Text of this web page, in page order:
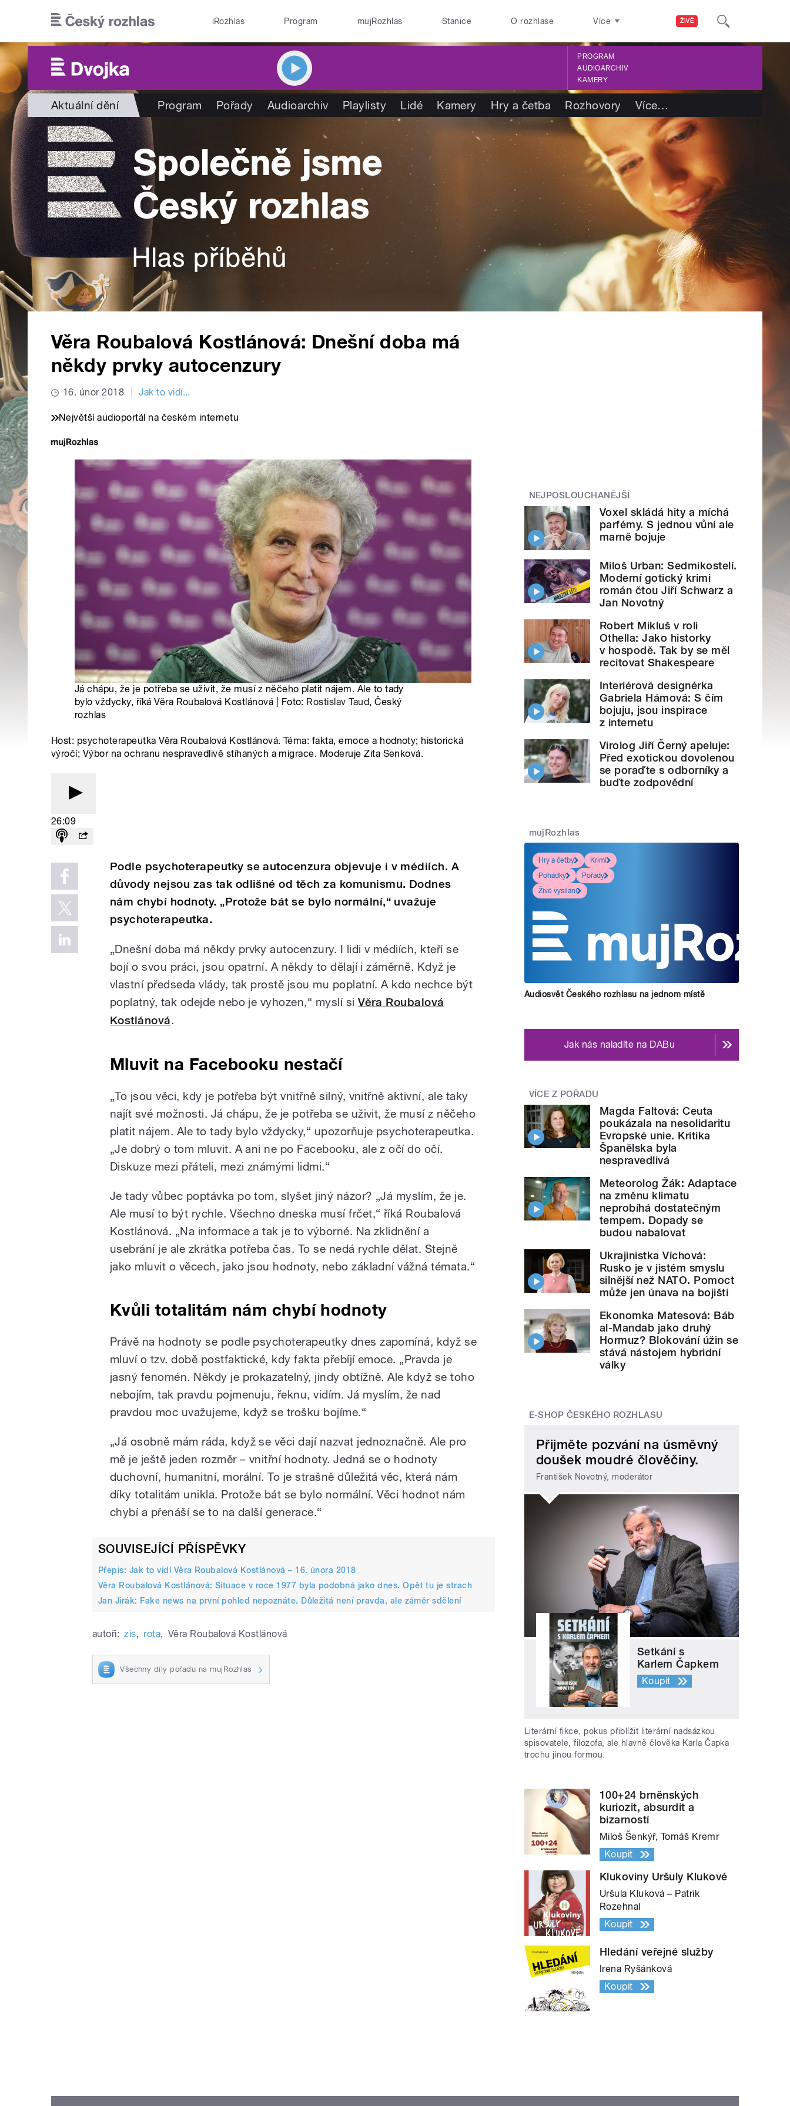
ŽIVĚ
iRozhlas Program mujRozhlas Stanice O rozhlase Více
PROGRAM
AUDIOARCHIV
KAMERY
Aktuální dění Program Pořady Audioarchiv Playlisty Lidé Kamery Hry a četba Rozhovory Více…
Věra Roubalová Kostlánová: Dnešní doba má
někdy prvky autocenzury
16. únor 2018 Jak to vidí...
Největší audioportál na českém internetu
Já chápu, že je potřeba se uživit, že musí z něčeho platit nájem. Ale to tady
bylo vždycky, říká Věra Roubalová Kostlánová | Foto: Rostislav Taud, Český
rozhlas
Host: psychoterapeutka Věra Roubalová Kostlánová. Téma: fakta, emoce a hodnoty; historická
výročí; Výbor na ochranu nespravedlivě stíhaných a migrace. Moderuje Zita Senková.
26:09
Podle psychoterapeutky se autocenzura objevuje i v médiích. A
důvody nejsou zas tak odlišné od těch za komunismu. Dodnes
nám chybí hodnoty. „Protože bát se bylo normální,“ uvažuje
psychoterapeutka.
„Dnešní doba má někdy prvky autocenzury. I lidi v médiích, kteří se
bojí o svou práci, jsou opatrní. A někdy to dělají i záměrně. Když je
vlastní předseda vlády, tak prostě jsou mu poplatní. A kdo nechce být
poplatný, tak odejde nebo je vyhozen,“ myslí siVěra Roubalová
Kostlánová.
Mluvit na Facebooku nestačí
„To jsou věci, kdy je potřeba být vnitřně silný, vnitřně aktivní, ale taky
najít své možnosti. Já chápu, že je potřeba se uživit, že musí z něčeho
platit nájem. Ale to tady bylo vždycky,“ upozorňuje psychoterapeutka.
„Je dobrý o tom mluvit. A ani ne po Facebooku, ale z očí do očí.
Diskuze mezi přáteli, mezi známými lidmi.“
Je tady vůbec poptávka po tom, slyšet jiný názor? „Já myslím, že je.
Ale musí to být rychle. Všechno dneska musí frčet,“ říká Roubalová
Kostlánová. „Na informace a tak je to výborné. Na zklidnění a
usebrání je ale zkrátka potřeba čas. To se nedá rychle dělat. Stejně
jako mluvit o věcech, jako jsou hodnoty, nebo základní vážná témata.“
Kvůli totalitám nám chybí hodnoty
Právě na hodnoty se podle psychoterapeutky dnes zapomíná, když se
mluví o tzv. době postfaktické, kdy fakta přebíjí emoce. „Pravda je
jasný fenomén. Někdy je prokazatelný, jindy obtížně. Ale když se toho
nebojím, tak pravdu pojmenuju, řeknu, vidím. Já myslím, že nad
pravdou moc uvažujeme, když se trošku bojíme.“
„Já osobně mám ráda, když se věci dají nazvat jednoznačně. Ale pro
mě je ještě jeden rozměr – vnitřní hodnoty. Jedná se o hodnoty
duchovní, humanitní, morální. To je strašně důležitá věc, která nám
díky totalitám unikla. Protože bát se bylo normální. Věci hodnot nám
chybí a přenáší se to na další generace.“
SOUVISEJÍCÍ PŘÍSPĚVKY
Přepis: Jak to vidí Věra Roubalová Kostlánová – 16. února 2018
Věra Roubalová Kostlánová: Situace v roce 1977 byla podobná jako dnes. Opět tu je strach
Jan Jirák: Fake news na první pohled nepoznáte. Důležitá není pravda, ale záměr sdělení
autoři: zis, rota, Věra Roubalová Kostlánová
Všechny díly pořadu na mujRozhlas
NEJPOSLOUCHANĚJŠÍ
Voxel skládá hity a míchá
parfémy. S jednou vůní ale
marně bojuje
Miloš Urban: Sedmikostelí.
Moderní gotický krimi
román čtou Jiří Schwarz a
Jan Novotný
Robert Mikluš v roli
Othella: Jako historky
v hospodě. Tak by se měl
recitovat Shakespeare
Interiérová designérka
Gabriela Hámová: S čím
bojuju, jsou inspirace
z internetu
Virolog Jiří Černý apeluje:
Před exotickou dovolenou
se poraďte s odborníky a
buďte zodpovědní
mujRozhlas
Hry a četby
Krimi
Pohádky
Pořady
Živé vysílání
Audiosvět Českého rozhlasu na jednom místě
Jak nás naladíte na DABu
VÍCE Z POŘADU
Magda Faltová: Ceuta
poukázala na nesolidaritu
Evropské unie. Kritika
Španělska byla
nespravedlivá
Meteorolog Žák: Adaptace
na změnu klimatu
neprobíhá dostatečným
tempem. Dopady se
budou nabalovat
Ukrajinistka Víchová:
Rusko je v jistém smyslu
silnější než NATO. Pomoct
může jen únava na bojišti
Ekonomka Matesová: Báb
al-Mandab jako druhý
Hormuz? Blokování úžin se
stává nástojem hybridní
války
E-SHOP ČESKÉHO ROZHLASU
Přijměte pozvání na úsměvný
doušek moudré člověčiny.
František Novotný, moderátor
Setkání s
Karlem Čapkem
Koupit
Literární fikce, pokus přiblížit literární nadsázkou
spisovatele, filozofa, ale hlavně člověka Karla Čapka
trochu jinou formou.
100+24 brněnských
kuriozit, absurdit a
bizarností
Miloš Šenkýř, Tomáš Kremr
Koupit
Klukoviny Uršuly Klukové
Uršula Kluková – Patrik
Rozehnal
Koupit
Hledání veřejné služby
Irena Ryšánková
Koupit